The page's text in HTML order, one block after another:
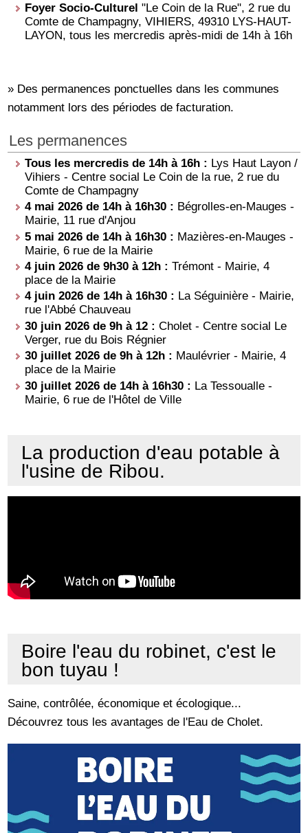
Foyer Socio-Culturel "Le Coin de la Rue", 2 rue du
Comte de Champagny, VIHIERS, 49310 LYS-HAUT-
LAYON, tous les mercredis après-midi de 14h à 16h
» Des permanences ponctuelles dans les communes
notamment lors des périodes de facturation.
Les permanences
Tous les mercredis de 14h à 16h : Lys Haut Layon /
Vihiers - Centre social Le Coin de la rue, 2 rue du
Comte de Champagny
4 mai 2026 de 14h à 16h30 : Bégrolles-en-Mauges -
Mairie, 11 rue d'Anjou
5 mai 2026 de 14h à 16h30 : Mazières-en-Mauges -
Mairie, 6 rue de la Mairie
4 juin 2026 de 9h30 à 12h :Trémont - Mairie, 4
place de la Mairie
4 juin 2026 de 14h à 16h30 : La Séguinière - Mairie,
rue l'Abbé Chauveau
30 juin 2026 de 9h à 12 :Cholet - Centre social Le
Verger, rue du Bois Régnier
30 juillet 2026 de 9h à 12h : Maulévrier - Mairie, 4
place de la Mairie
30 juillet 2026 de 14h à 16h30 : La Tessoualle -
Mairie, 6 rue de l'Hôtel de Ville
La production d'eau potable à
l'usine de Ribou.
Boire l'eau du robinet, c'est le
bon tuyau !
Saine, contrôlée, économique et écologique...
Découvrez tous les avantages de l'Eau de Cholet.